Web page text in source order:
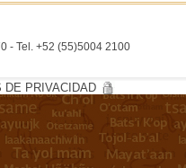
- Tel. +52 (55)5004 2100
DE PRIVACIDAD